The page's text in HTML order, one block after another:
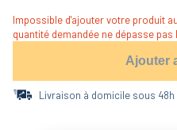
Impossible d'ajouter votre produit
quantité demandée ne dépasse
Ajouter
Livraison à domicile sous 48h